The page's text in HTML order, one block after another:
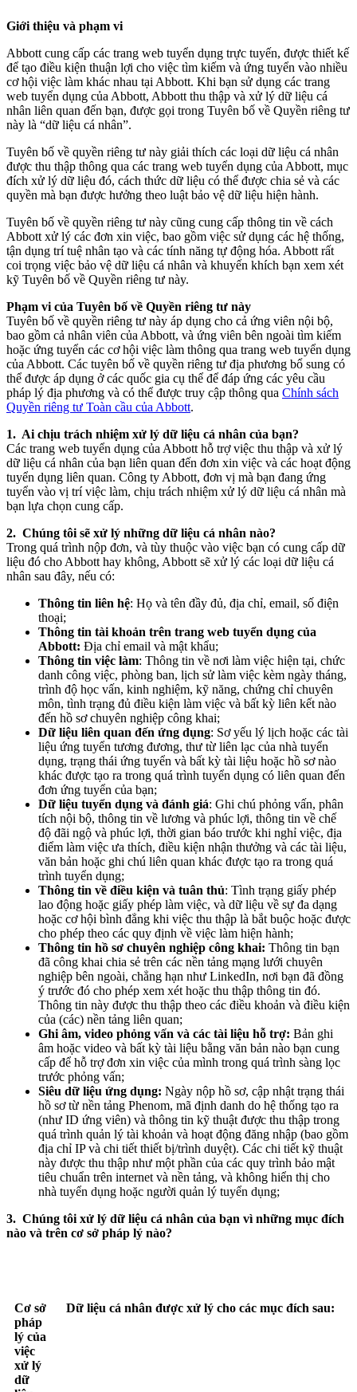
Giới thiệu và phạm vi
Abbott cung cấp các trang web tuyển dụng trực tuyến, được thiết kế
để tạo điều kiện thuận lợi cho việc tìm kiếm và ứng tuyển vào nhiều
cơ hội việc làm khác nhau tại Abbott. Khi bạn sử dụng các trang
web tuyển dụng của Abbott, Abbott thu thập và xử lý dữ liệu cá
nhân liên quan đến bạn, được gọi trong Tuyên bố về Quyền riêng tư
này là “dữ liệu cá nhân”.
Tuyên bố về quyền riêng tư này giải thích các loại dữ liệu cá nhân
được thu thập thông qua các trang web tuyển dụng của Abbott, mục
đích xử lý dữ liệu đó, cách thức dữ liệu có thể được chia sẻ và các
quyền mà bạn được hưởng theo luật bảo vệ dữ liệu hiện hành.
Tuyên bố về quyền riêng tư này cũng cung cấp thông tin về cách
Abbott xử lý các đơn xin việc, bao gồm việc sử dụng các hệ thống,
tận dụng trí tuệ nhân tạo và các tính năng tự động hóa. Abbott rất
coi trọng việc bảo vệ dữ liệu cá nhân và khuyến khích bạn xem xét
kỹ Tuyên bố về Quyền riêng tư này.
Phạm vi của Tuyên bố về Quyền riêng tư này
Tuyên bố về quyền riêng tư này áp dụng cho cả ứng viên nội bộ,
bao gồm cả nhân viên của Abbott, và ứng viên bên ngoài tìm kiếm
hoặc ứng tuyển các cơ hội việc làm thông qua trang web tuyển dụng
của Abbott. Các tuyên bố về quyền riêng tư địa phương bổ sung có
thể được áp dụng ở các quốc gia cụ thể để đáp ứng các yêu cầu
pháp lý địa phương và có thể được truy cập thông qua Chính sách
Quyền riêng tư Toàn cầu của Abbott.
1. Ai chịu trách nhiệm xử lý dữ liệu cá nhân của bạn?
Các trang web tuyển dụng của Abbott hỗ trợ việc thu thập và xử lý
dữ liệu cá nhân của bạn liên quan đến đơn xin việc và các hoạt động
tuyển dụng liên quan. Công ty Abbott, đơn vị mà bạn đang ứng
tuyển vào vị trí việc làm, chịu trách nhiệm xử lý dữ liệu cá nhân mà
bạn lựa chọn cung cấp.
2. Chúng tôi sẽ xử lý những dữ liệu cá nhân nào?
Trong quá trình nộp đơn, và tùy thuộc vào việc bạn có cung cấp dữ
liệu đó cho Abbott hay không, Abbott sẽ xử lý các loại dữ liệu cá
nhân sau đây, nếu có:
Thông tin liên hệ: Họ và tên đầy đủ, địa chỉ, email, số điện
thoại;
Thông tin tài khoản trên trang web tuyển dụng của
Abbott: Địa chỉ email và mật khẩu;
Thông tin việc làm: Thông tin về nơi làm việc hiện tại, chức
danh công việc, phòng ban, lịch sử làm việc kèm ngày tháng,
trình độ học vấn, kinh nghiệm, kỹ năng, chứng chỉ chuyên
môn, tình trạng đủ điều kiện làm việc và bất kỳ liên kết nào
đến hồ sơ chuyên nghiệp công khai;
Dữ liệu liên quan đến ứng dụng: Sơ yếu lý lịch hoặc các tài
liệu ứng tuyển tương đương, thư từ liên lạc của nhà tuyển
dụng, trạng thái ứng tuyển và bất kỳ tài liệu hoặc hồ sơ nào
khác được tạo ra trong quá trình tuyển dụng có liên quan đến
đơn ứng tuyển của bạn;
Dữ liệu tuyển dụng và đánh giá: Ghi chú phỏng vấn, phân
tích nội bộ, thông tin về lương và phúc lợi, thông tin về chế
độ đãi ngộ và phúc lợi, thời gian báo trước khi nghỉ việc, địa
điểm làm việc ưa thích, điều kiện nhận thưởng và các tài liệu,
văn bản hoặc ghi chú liên quan khác được tạo ra trong quá
trình tuyển dụng;
Thông tin về điều kiện và tuân thủ: Tình trạng giấy phép
lao động hoặc giấy phép làm việc, và dữ liệu về sự đa dạng
hoặc cơ hội bình đẳng khi việc thu thập là bắt buộc hoặc được
cho phép theo các quy định về việc làm hiện hành;
Thông tin hồ sơ chuyên nghiệp công khai: Thông tin bạn
đã công khai chia sẻ trên các nền tảng mạng lưới chuyên
nghiệp bên ngoài, chẳng hạn như LinkedIn, nơi bạn đã đồng
ý trước đó cho phép xem xét hoặc thu thập thông tin đó.
Thông tin này được thu thập theo các điều khoản và điều kiện
của (các) nền tảng liên quan;
Ghi âm, video phỏng vấn và các tài liệu hỗ trợ: Bản ghi
âm hoặc video và bất kỳ tài liệu bằng văn bản nào bạn cung
cấp để hỗ trợ đơn xin việc của mình trong quá trình sàng lọc
trước phỏng vấn;
Siêu dữ liệu ứng dụng: Ngày nộp hồ sơ, cập nhật trạng thái
hồ sơ từ nền tảng Phenom, mã định danh do hệ thống tạo ra
(như ID ứng viên) và thông tin kỹ thuật được thu thập trong
quá trình quản lý tài khoản và hoạt động đăng nhập (bao gồm
địa chỉ IP và chi tiết thiết bị/trình duyệt). Các chi tiết kỹ thuật
này được thu thập như một phần của các quy trình bảo mật
tiêu chuẩn trên internet và nền tảng, và không hiển thị cho
nhà tuyển dụng hoặc người quản lý tuyển dụng;
3. Chúng tôi xử lý dữ liệu cá nhân của bạn vì những mục đích
nào và trên cơ sở pháp lý nào?
Cơ sở
pháp
lý của
việc
xử lý
dữ
Dữ liệu cá nhân được xử lý cho các mục đích sau: